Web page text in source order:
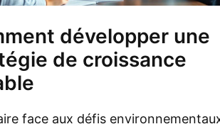
développer une
de croissance
face aux défis